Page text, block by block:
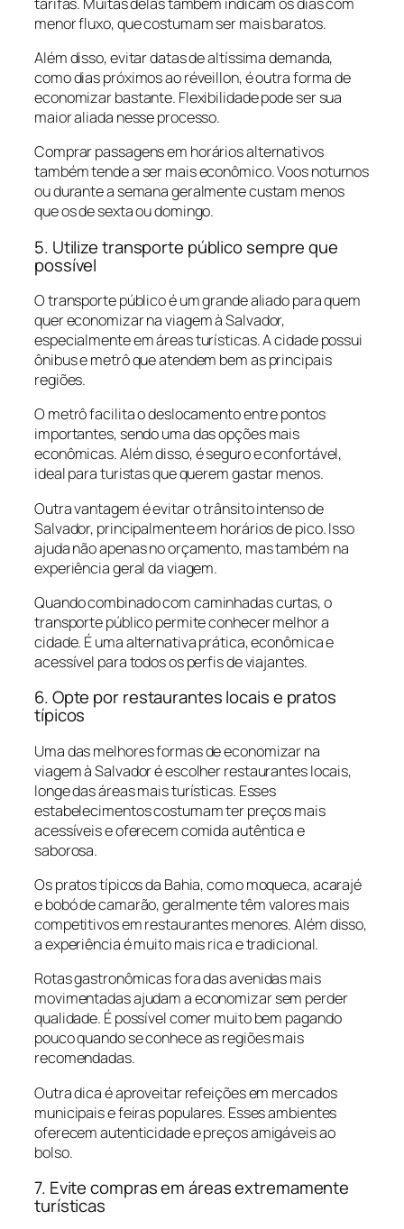
menor fluxo, que costumam ser mais baratos.
Além disso, evitar datas de altíssima demanda,
como dias próximos ao réveillon, é outra forma de
economizar bastante. Flexibilidade pode ser sua
maior aliada nesse processo.
Comprar passagens em horários alternativos
também tende a ser mais econômico. Voos noturnos
ou durante a semana geralmente custam menos
que os de sexta ou domingo.
5. Utilize transporte público sempre que
possível
O transporte público é um grande aliado para quem
quer economizar na viagem à Salvador,
especialmente em áreas turísticas. A cidade possui
ônibus e metrô que atendem bem as principais
regiões.
O metrô facilita o deslocamento entre pontos
importantes, sendo uma das opções mais
econômicas. Além disso, é seguro e confortável,
ideal para turistas que querem gastar menos.
Outra vantagem é evitar o trânsito intenso de
Salvador, principalmente em horários de pico. Isso
ajuda não apenas no orçamento, mas também na
experiência geral da viagem.
Quando combinado com caminhadas curtas, o
transporte público permite conhecer melhor a
cidade. É uma alternativa prática, econômica e
acessível para todos os perfis de viajantes.
6. Opte por restaurantes locais e pratos
típicos
Uma das melhores formas de economizar na
viagem à Salvador é escolher restaurantes locais,
longe das áreas mais turísticas. Esses
estabelecimentos costumam ter preços mais
acessíveis e oferecem comida autêntica e
saborosa.
Os pratos típicos da Bahia, como moqueca, acarajé
e bobó de camarão, geralmente têm valores mais
competitivos em restaurantes menores. Além disso,
a experiência é muito mais rica e tradicional.
Rotas gastronômicas fora das avenidas mais
movimentadas ajudam a economizar sem perder
qualidade. É possível comer muito bem pagando
pouco quando se conhece as regiões mais
recomendadas.
Outra dica é aproveitar refeições em mercados
municipais e feiras populares. Esses ambientes
oferecem autenticidade e preços amigáveis ao
bolso.
7. Evite compras em áreas extremamente
turísticas